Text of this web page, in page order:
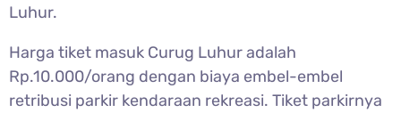
Luhur.
Harga tiket masuk Curug Luhur adalah
Rp.10.000/orang dengan biaya embel-embel
retribusi parkir kendaraan rekreasi. Tiket parkirnya